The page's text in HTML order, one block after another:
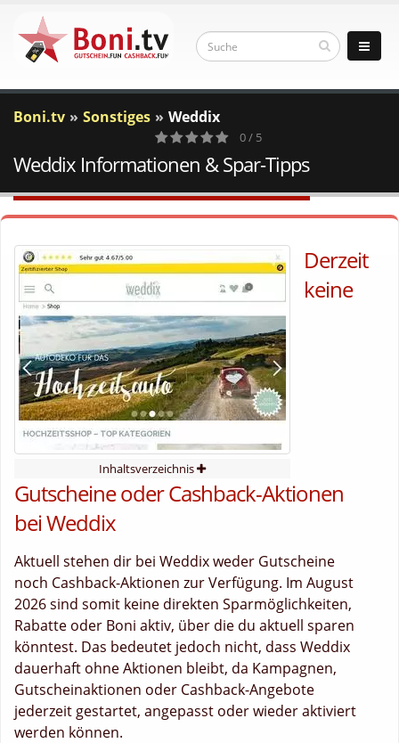
Boni.tv Sonstiges Weddix
0
Votes
0 / 5
Weddix Informationen & Spar-Tipps
Inhaltsverzeichnis
Derzeit
keine
Gutscheine oder Cashback-Aktionen
bei Weddix
Aktuell stehen dir bei Weddix weder Gutscheine
noch Cashback-Aktionen zur Verfügung. Im August
2026 sind somit keine direkten Sparmöglichkeiten,
Rabatte oder Boni aktiv, über die du aktuell sparen
könntest. Das bedeutet jedoch nicht, dass Weddix
dauerhaft ohne Aktionen bleibt, da Kampagnen,
Gutscheinaktionen oder Cashback-Angebote
jederzeit gestartet, angepasst oder wieder aktiviert
werden können.